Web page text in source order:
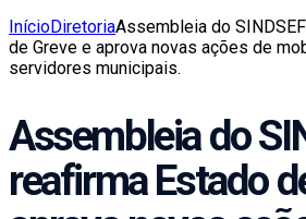
InícioDiretoriaAssembleia do
de Greve e aprova novas ações de
servidores municipais.
Assembleia do
reafirma Estado